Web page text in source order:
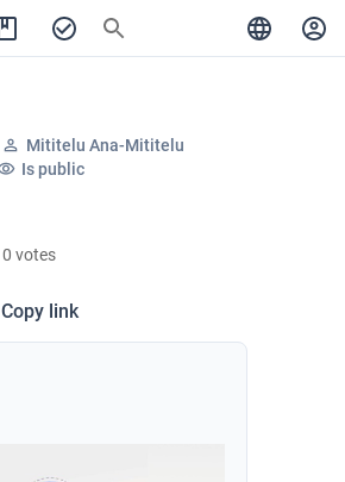
Mititelu Ana-Mititelu
Is public
0 votes
Copy link